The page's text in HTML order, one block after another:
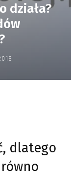
działa?
dlatego